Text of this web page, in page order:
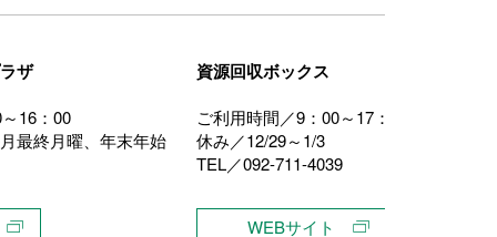
ザ
16：00
最終月曜、年末年始
資源回収ボックス
ご利用時間／9：00～17：00
休み／12/29～1/3
TEL／092-711-4039
WEBサイト